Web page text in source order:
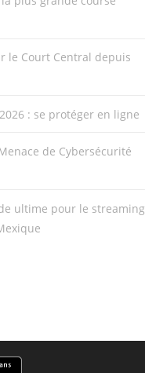
le Court Central depuis
: se protéger en ligne
de Cybersécurité
ultime pour le streaming